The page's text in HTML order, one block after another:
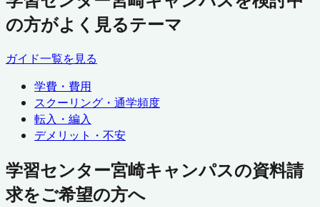
の方がよく見るテーマ
ガイド一覧を見る
学費・費用
スクーリング・通学頻度
転入・編入
デメリット・不安
学習センター宮崎キャンパスの資料請
求をご希望の方へ